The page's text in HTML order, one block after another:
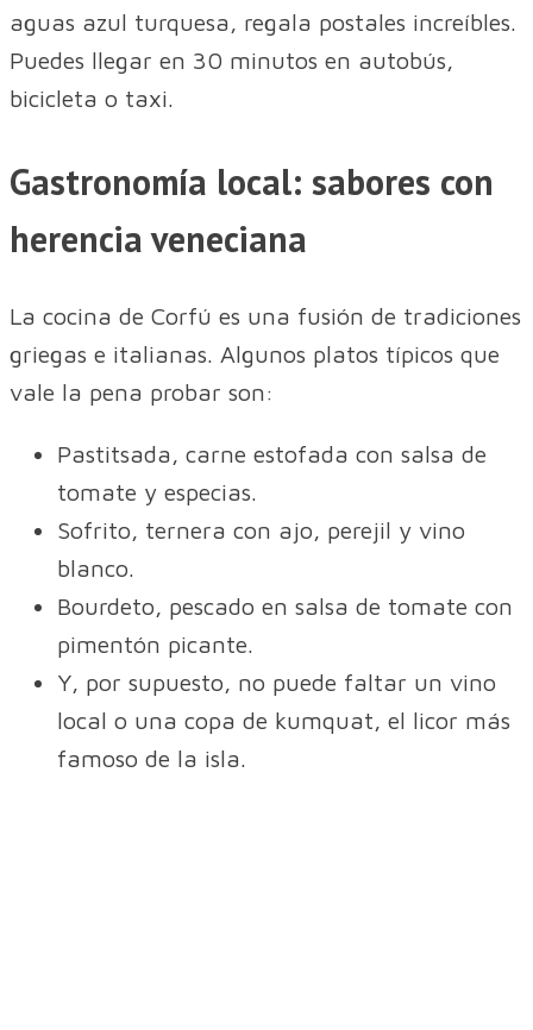
aguas azul turquesa, regala postales increíbles.
Puedes llegar en 30 minutos en autobús,
bicicleta o taxi.
Gastronomía local: sabores con
herencia veneciana
La cocina de Corfú es una fusión de tradiciones
griegas e italianas. Algunos platos típicos que
vale la pena probar son:
Pastitsada, carne estofada con salsa de
tomate y especias.
Sofrito, ternera con ajo, perejil y vino
blanco.
Bourdeto, pescado en salsa de tomate con
pimentón picante.
Y, por supuesto, no puede faltar un vino
local o una copa de kumquat, el licor más
famoso de la isla.